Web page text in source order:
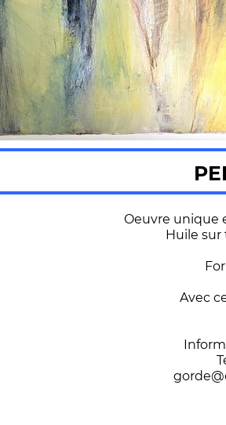
Oeuvre unique
Huile
Avec